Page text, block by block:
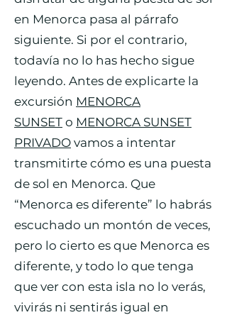
en Menorca pasa al párrafo
siguiente. Si por el contrario,
todavía no lo has hecho sigue
leyendo. Antes de explicarte la
excursión MENORCA
SUNSET o MENORCA SUNSET
PRIVADO vamos a intentar
transmitirte cómo es una puesta
de sol en Menorca. Que
“Menorca es diferente” lo habrás
escuchado un montón de veces,
pero lo cierto es que Menorca es
diferente, y todo lo que tenga
que ver con esta isla no lo verás,
vivirás ni sentirás igual en